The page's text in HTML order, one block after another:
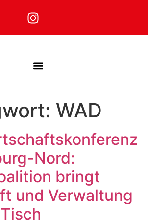
WAD
Nord:
bringt
und Verwaltung